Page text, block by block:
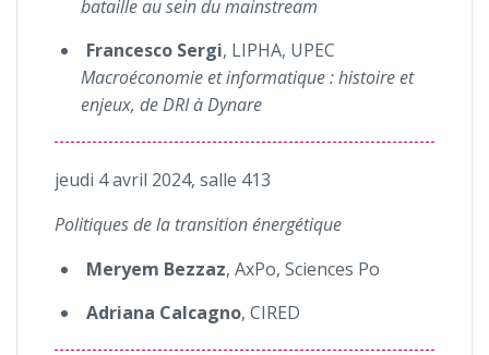
bataille au sein du mainstream
Francesco Sergi, LIPHA, UPEC
Macroéconomie et informatique : histoire et
enjeux, de DRI à Dynare
jeudi 4 avril 2024, salle 413
Politiques de la transition énergétique
Meryem Bezzaz, AxPo, Sciences Po
Adriana Calcagno, CIRED